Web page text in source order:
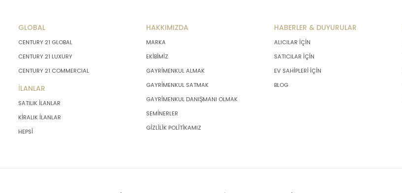
GLOBAL
CENTURY 21 GLOBAL
CENTURY 21 LUXURY
CENTURY 21 COMMERCIAL
İLANLAR
SATILIK İLANLAR
KİRALIK İLANLAR
HEPSİ
HAKKIMIZDA
MARKA
EKİBİMİZ
GAYRİMENKUL ALMAK
GAYRİMENKUL SATMAK
GAYRİMENKUL DANIŞMANI OLMAK
SEMİNERLER
GİZLİLİK POLİTİKAMIZ
HABERLER & DUYURULAR
ALICILAR İÇİN
SATICILAR İÇİN
EV SAHİPLERİ İÇİN
BLOG